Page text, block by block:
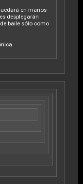
en manos
desplegarán
baile sólo como